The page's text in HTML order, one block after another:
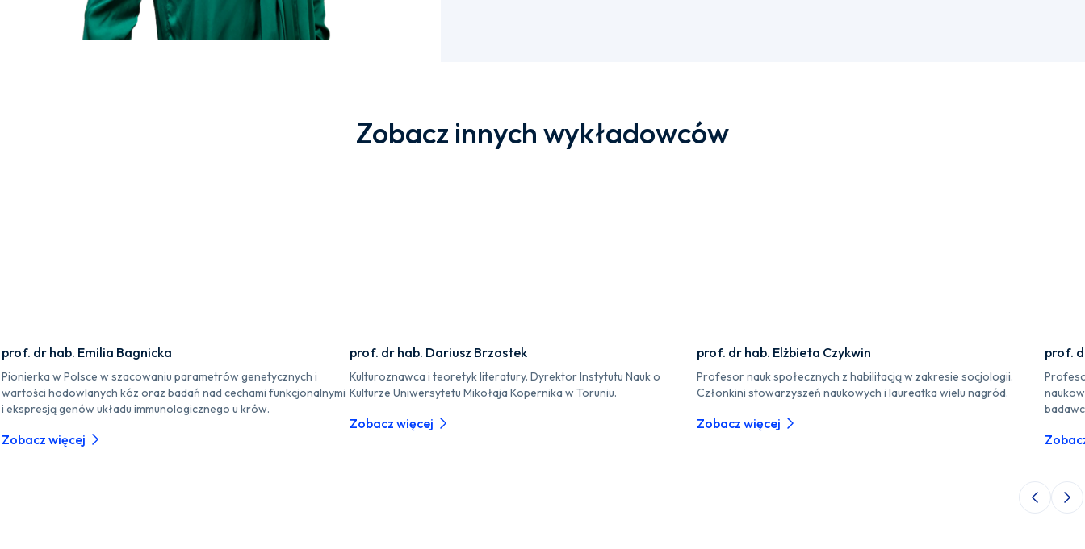
Zobacz innych wykładowców
prof. dr hab. Emilia Bagnicka
Pionierka w Polsce w szacowaniu parametrów genetycznych i
wartości hodowlanych kóz oraz badań nad cechami funkcjonalnymi
i ekspresją genów układu immunologicznego u krów.
Zobacz więcej
prof. dr hab. Dariusz Brzostek
Kulturoznawca i teoretyk literatury. Dyrektor Instytutu Nauk o
Kulturze Uniwersytetu Mikołaja Kopernika w Toruniu.
Zobacz więcej
prof. dr hab. Elżbieta Czykwin
Profesor nauk społecznych z habilitacją w zakresie socjologii.
Członkini stowarzyszeń naukowych i laureatka wielu nagród.
Zobacz więcej
prof.
Poprzedni